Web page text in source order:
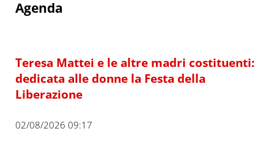
Agenda
Teresa Mattei e le altre madri costituenti:
dedicata alle donne la Festa della
Liberazione
02/08/2026 09:17